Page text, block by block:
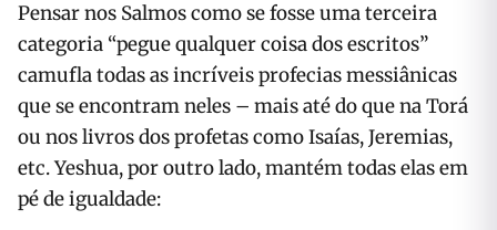
Pensar nos Salmos como se fosse uma terceira
categoria “pegue qualquer coisa dos escritos”
camufla todas as incríveis profecias messiânicas
que se encontram neles – mais até do que na Torá
ou nos livros dos profetas como Isaías, Jeremias,
etc. Yeshua, por outro lado, mantém todas elas em
pé de igualdade: